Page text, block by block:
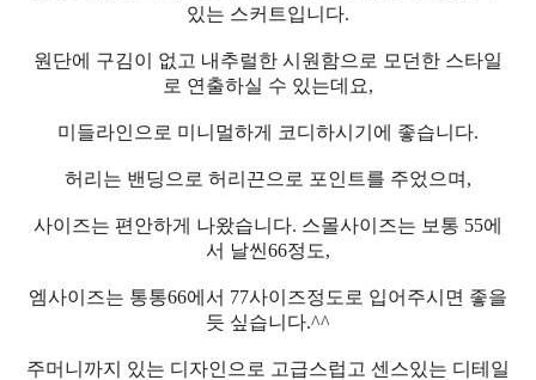
있는 스커트입니다.
원단에 구김이 없고 내추럴한 시원함으로 모던한 스타일
로 연출하실 수 있는데요,
미들라인으로 미니멀하게 코디하시기에 좋습니다.
허리는 밴딩으로 허리끈으로 포인트를 주었으며,
사이즈는 편안하게 나왔습니다. 스몰사이즈는 보통 55에
서 날씬66정도,
엠사이즈는 통통66에서 77사이즈정도로 입어주시면 좋을
듯 싶습니다.^^
주머니까지 있는 디자인으로 고급스럽고 센스있는 디테일